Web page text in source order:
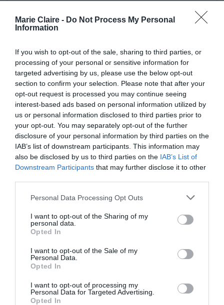
Marie Claire - Do Not Process My Personal
Information
If you wish to opt-out of the sale, sharing to third parties, or
processing of your personal or sensitive information for
targeted advertising by us, please use the below opt-out
section to confirm your selection. Please note that after your
opt-out request is processed you may continue seeing
interest-based ads based on personal information utilized by
us or personal information disclosed to third parties prior to
your opt-out. You may separately opt-out of the further
disclosure of your personal information by third parties on the
IAB’s list of downstream participants. This information may
also be disclosed by us to third parties on the IAB’s List of
Downstream Participants that may further disclose it to other
Personal Data Processing Opt Outs
I want to opt-out of the Sharing of my
personal data.
Opted In
I want to opt-out of the Sale of my
Personal Data.
Opted In
I want to opt-out of processing my
Personal Data for Targeted Advertising.
Opted In
Δείτε αυτή τη δημοσίευση στο Instagram.
το γεγονός ότι μεγαλώνει. Ενα από τα πρώτα
πράγματα που της είχαν πει όταν πρωτοπάτησε
το πόδι της στο Χόλιγουντ ήταν ότι η καριέρα
της θα κρατούσε μέχρι τα 40, γιατί μετά οι
καλοί ρόλοι θα της γυρνούσαν την πλάτη. Ηταν
την εποχή που πρωταγωνιστούσε στην ταινία
«21 γραμμάρια» και εκείνη ήταν ήδη 33 χρόνων.